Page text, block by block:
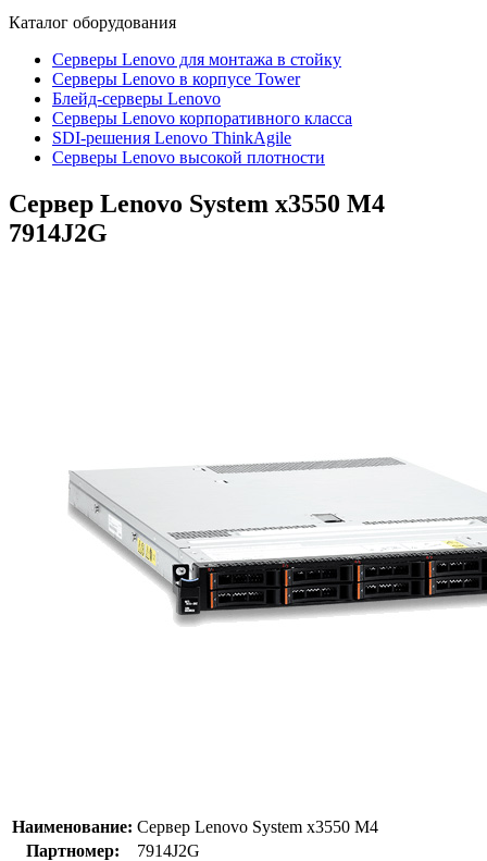
Каталог оборудования
Серверы Lenovo для монтажа в стойку
Серверы Lenovo в корпусе Tower
Блейд-серверы Lenovo
Cерверы Lenovo корпоративного класса
SDI-решения Lenovo ThinkAgile
Серверы Lenovo высокой плотности
Сервер Lenovo System x3550 M4
7914J2G
Наименование: Сервер Lenovo System x3550 M4
Партномер:
7914J2G